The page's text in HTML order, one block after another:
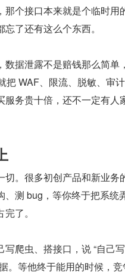
那个接口本来就是个临时用
了还有这么个东西。
据泄露不是赔钱那么简单
把 WAF、限流、脱敏、审
务贵十倍，还不一定有人
。很多初创产品和新业务
测 bug，等你终于把系统
了。
爬虫、搭接口，说 “自己
。等他终于能用的时候，